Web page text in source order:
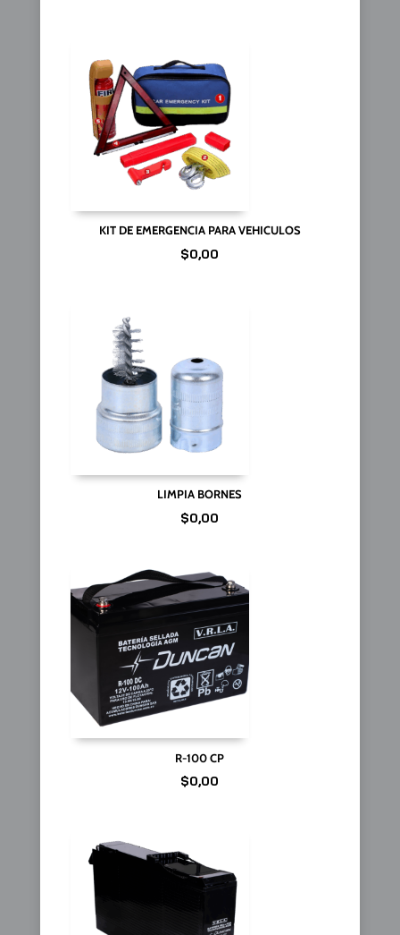
KIT DE EMERGENCIA PARA VEHICULOS
$0,00
LIMPIA BORNES
$0,00
R-100 CP
$0,00